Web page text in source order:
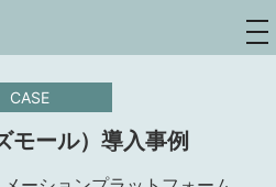
toggle
CASE
モール）導入事例